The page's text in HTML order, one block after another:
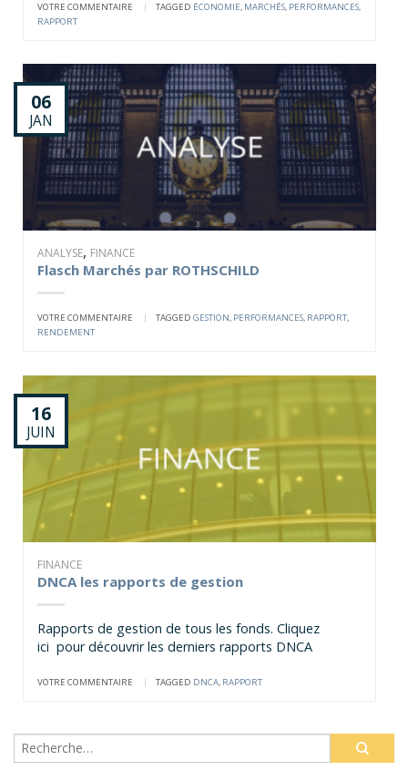
VOTRE COMMENTAIRE | TAGGED ÉCONOMIE, MARCHÉS, PERFORMANCES,
RAPPORT
06
JAN
ANALYSE, FINANCE
Flasch Marchés par ROTHSCHILD
VOTRE COMMENTAIRE | TAGGED GESTION, PERFORMANCES, RAPPORT,
RENDEMENT
16
JUIN
FINANCE
DNCA les rapports de gestion
Rapports de gestion de tous les fonds. Cliquez
ici pour découvrir les derniers rapports DNCA
VOTRE COMMENTAIRE | TAGGED DNCA, RAPPORT